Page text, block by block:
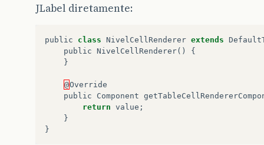
}
public
Class getColumnClass (int col)
{
if (col ==COL_NIVEL)
return
}
JLabel diretamente:
public class NivelCellRenderer extends
public NivelCellRenderer()
{
}
@Override
public
Component
return value ;
}
}